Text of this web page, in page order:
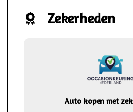
Zekerheden
Auto kopen met